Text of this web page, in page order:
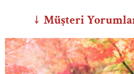
↓ Müşteri